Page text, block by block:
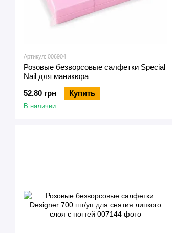
Артикул: 006904
Розовые безворсовые салфетки Special
Nail для маникюра
52.80 грн
Купить
В наличии